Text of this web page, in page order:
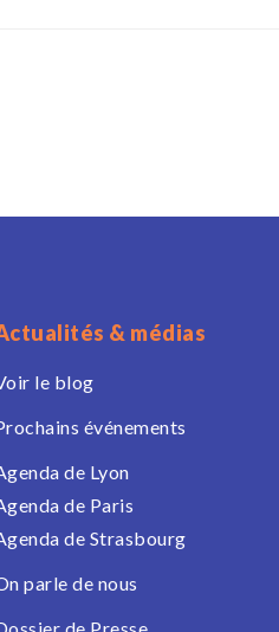
& médias
le blog
événements
de Lyon
de Paris
de Strasbourg
parle de nous